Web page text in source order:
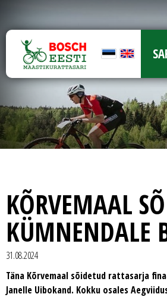
KÕRVEMAAL
KÜMNENDALE
31.08.2024
Täna Kõrvemaal sõidetud rattasarja
Janelle Uibokand. Kokku osales